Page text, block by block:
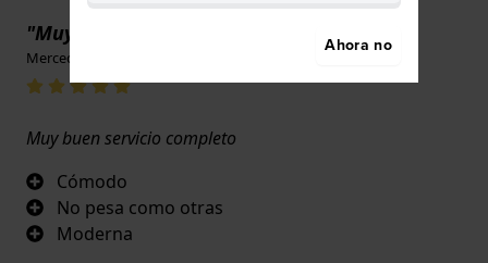
"Muy buena "
Mercedes Fraschini · 17 de junio de 2022
Muy buen servicio completo
Cómodo
No pesa como otras
Moderna
Ahora no